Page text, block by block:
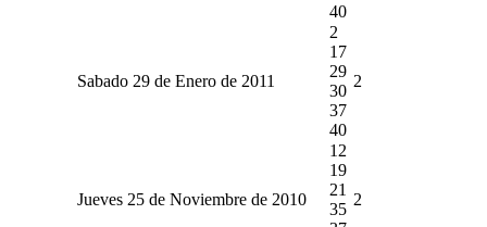
40
Sabado 29 de Enero de 2011
2
17
29
30
37
40
2
Jueves 25 de Noviembre de 2010
12
19
21
35
2